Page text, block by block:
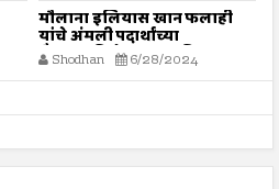
मौलाना इलियास खान फलाही
यांचे अंमली पदार्थांच्या
गैरवापराविरोधात सामूहिक
कारवाईचे आवाहन
Shodhan 6/28/2024